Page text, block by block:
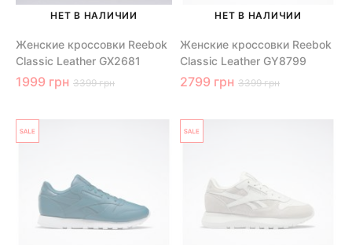
НЕТ В НАЛИЧИИ
Женские кроссовки Reebok
Classic Leather GX2681
1999 грн 3399 грн
НЕТ В НАЛИЧИИ
Женские кроссовки Reebok
Classic Leather GY8799
2799 грн 3399 грн